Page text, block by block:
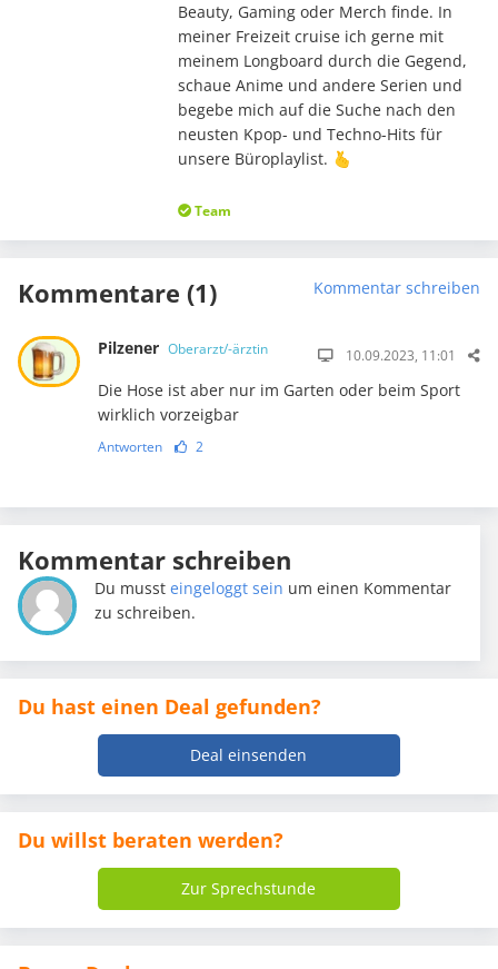
Beauty, Gaming oder Merch finde. In
meiner Freizeit cruise ich gerne mit
meinem Longboard durch die Gegend,
schaue Anime und andere Serien und
begebe mich auf die Suche nach den
neusten Kpop- und Techno-Hits für
unsere Büroplaylist. 🫰
Team
Kommentare (1) Kommentar schreiben
Pilzener Oberarzt/-ärztin 10.09.2023, 11:01
Die Hose ist aber nur im Garten oder beim Sport
wirklich vorzeigbar
Antworten 2
Kommentar schreiben
Du mussteingeloggt sein um einen Kommentar
zu schreiben.
Du hast einen Deal gefunden?
Deal einsenden
Du willst beraten werden?
Zur Sprechstunde